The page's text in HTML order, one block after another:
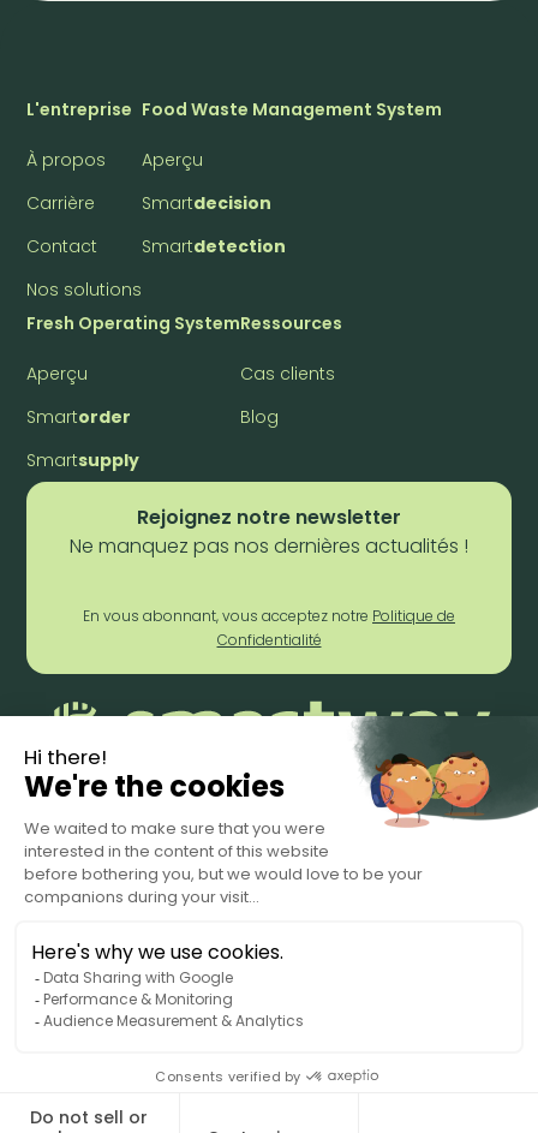
L'entreprise
À propos
Carrière
Contact
Nos solutions
Food Waste Management System
Aperçu
Smartdecision
Smartdetection
Fresh Operating System
Aperçu
Smartorder
Smartsupply
Ressources
Cas clients
Blog
Rejoignez notre newsletter
Ne manquez pas nos dernières actualités !
En vous abonnant, vous acceptez notre Politique de
Confidentialité
© 2025 Smartway. Tous droits réservés.
Conditions d'utilisation.
Privacy Policy
Data Processing Agreement